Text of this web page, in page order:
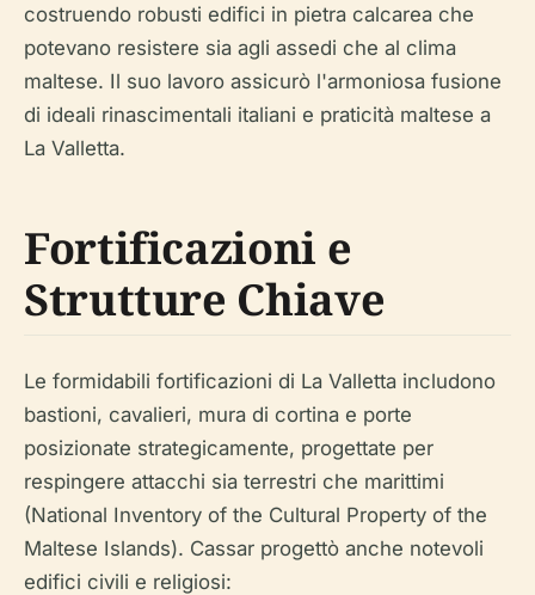
costruendo robusti edifici in pietra calcarea che
potevano resistere sia agli assedi che al clima
maltese. Il suo lavoro assicurò l'armoniosa fusione
di ideali rinascimentali italiani e praticità maltese a
La Valletta.
Fortificazioni e
Strutture Chiave
Le formidabili fortificazioni di La Valletta includono
bastioni, cavalieri, mura di cortina e porte
posizionate strategicamente, progettate per
respingere attacchi sia terrestri che marittimi
(National Inventory of the Cultural Property of the
Maltese Islands). Cassar progettò anche notevoli
edifici civili e religiosi: